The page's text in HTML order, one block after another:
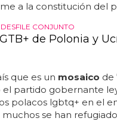
a la constitución del
CONJUNTO
de Polonia y
que es un mosaico de
el partido gobernante
polacos lgbtq+ en el
muchos se han